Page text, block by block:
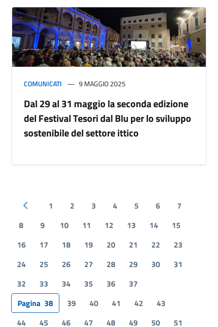
COMUNICATI 9 MAGGIO 2025
Dal 29 al 31 maggio la seconda edizione
del Festival Tesori dal Blu per lo sviluppo
sostenibile del settore ittico
Pagina precedente
1 2 3 4 5 6
7
8
9 10 11 12 13 14
15
16
17 18 19 20 21 22
23
24
25 26 27 28 29 30
31
32
33 34 35 36
37
Pagina 38 39 40 41 42
43
44
45 46 47 48 49 50 51